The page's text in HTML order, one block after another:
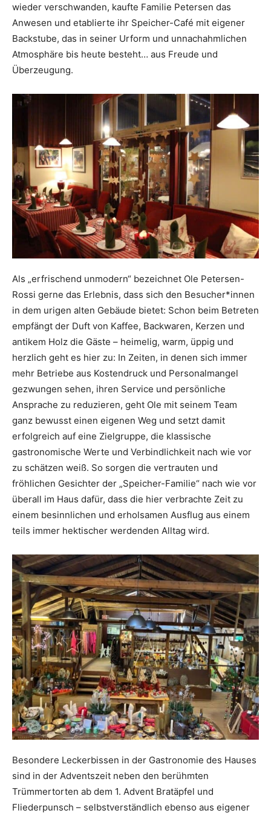
wieder verschwanden, kaufte Familie Petersen das
Anwesen und etablierte ihr Speicher-Café mit eigener
Backstube, das in seiner Urform und unnachahmlichen
Atmosphäre bis heute besteht… aus Freude und
Überzeugung.
Als „erfrischend unmodern“ bezeichnet Ole Petersen-
Rossi gerne das Erlebnis, dass sich den Besucher*innen
in dem urigen alten Gebäude bietet: Schon beim Betreten
empfängt der Duft von Kaffee, Backwaren, Kerzen und
antikem Holz die Gäste – heimelig, warm, üppig und
herzlich geht es hier zu: In Zeiten, in denen sich immer
mehr Betriebe aus Kostendruck und Personalmangel
gezwungen sehen, ihren Service und persönliche
Ansprache zu reduzieren, geht Ole mit seinem Team
ganz bewusst einen eigenen Weg und setzt damit
erfolgreich auf eine Zielgruppe, die klassische
gastronomische Werte und Verbindlichkeit nach wie vor
zu schätzen weiß. So sorgen die vertrauten und
fröhlichen Gesichter der „Speicher-Familie“ nach wie vor
überall im Haus dafür, dass die hier verbrachte Zeit zu
einem besinnlichen und erholsamen Ausflug aus einem
teils immer hektischer werdenden Alltag wird.
Besondere Leckerbissen in der Gastronomie des Hauses
sind in der Adventszeit neben den berühmten
Trümmertorten ab dem 1. Advent Bratäpfel und
Fliederpunsch – selbstverständlich ebenso aus eigener